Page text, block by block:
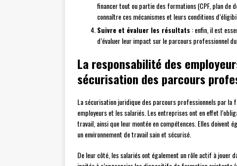
financer tout ou partie des formations (CPF, plan de
connaître ces mécanismes et leurs conditions
Suivre et évaluer les résultats : enfin, il est
d’évaluer leur impact sur le parcours professionnel
La responsabilité des
sécurisation des parcours
La sécurisation juridique des parcours professionnels par la
employeurs et les salariés. Les entreprises ont en effet
travail, ainsi que leur montée en compétences. Elles
un environnement de travail sain et sécurisé.
De leur côté, les salariés ont également un rôle actif à jouer